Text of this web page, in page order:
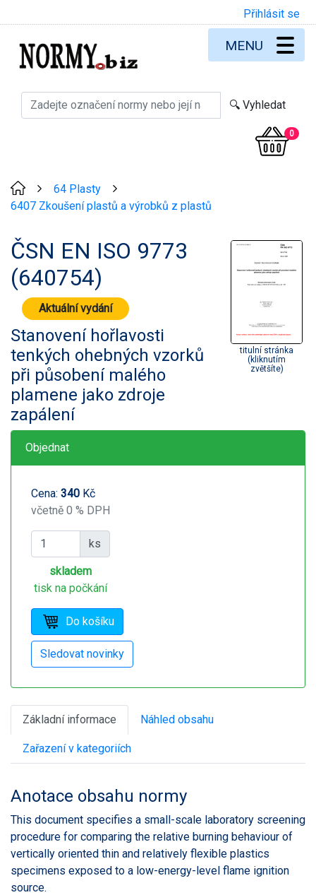
Přihlásit se
0
MENU
64 Plasty
6407 Zkoušení plastů a výrobků z plastů
ČSN EN ISO 9773
(640754)
Aktuální vydání
Stanovení hořlavosti
tenkých ohebných vzorků
při působení malého
plamene jako zdroje
zapálení
titulní stránka
(kliknutím
zvětšíte)
Objednat
Cena: 340 Kč
včetně 0 % DPH
ks
skladem
tisk na počkání
Základní informace Náhled obsahu
Zařazení v kategoriích
Anotace obsahu normy
This document specifies a small-scale laboratory screening
procedure for comparing the relative burning behaviour of
vertically oriented thin and relatively flexible plastics
specimens exposed to a low-energy-level flame ignition
source.